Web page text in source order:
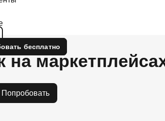
бесплатно
на
Попробовать